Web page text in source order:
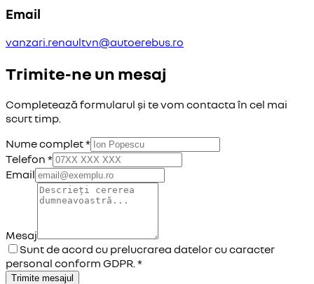
Email
vanzari.renaultvn@autoerebus.ro
Trimite-ne un mesaj
Completează formularul și te vom contacta în cel mai
scurt timp.
Nume complet *
Telefon *
Email
Mesaj
Sunt de acord cu prelucrarea datelor cu caracter
personal conform GDPR. *
Trimite mesajul